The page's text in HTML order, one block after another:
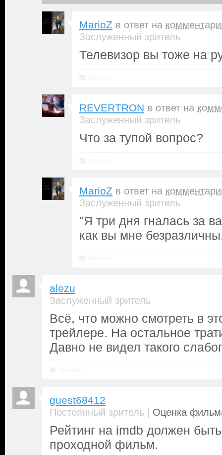
MarioZ в ответ на
Заслуженный зритель
Телевизор вы тоже на
REVERTRON в ответ на
Заслуженный зритель
Что за тупой вопрос?
MarioZ в ответ на
Заслуженный зритель
"Я три дня гналась за
как вы мне
alezu
Заслуженный зритель
Всё, что можно смотреть в
трейлере. На остальное
Давно не видел такого
guest68412
Постоянный зритель | Оценка
Рейтинг на imdb должен
проходной фильм.